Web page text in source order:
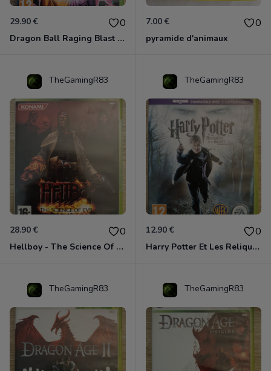
29.90 € 0
Dragon Ball Raging Blast 2 Xbox 360
7.00 € 0
pyramide d'animaux
TheGamingR83
28.90 € 0
Hellboy - The Science Of Evil Xbox 360
TheGamingR83
12.90 € 0
Harry Potter Et Les Reliques De La Mort - 1ère Partie Xbox 360
TheGamingR83 TheGamingR83